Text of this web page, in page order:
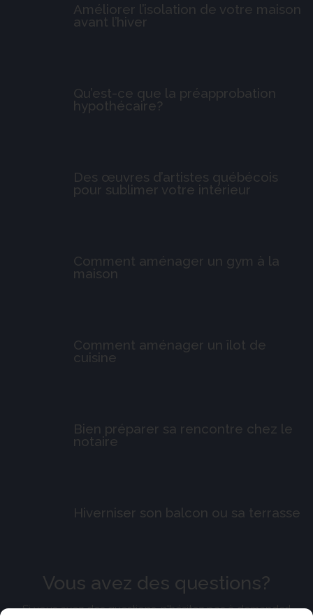
Améliorer l’isolation de votre maison
avant l’hiver
Qu’est-ce que la préapprobation
hypothécaire?
Des œuvres d’artistes québécois
pour sublimer votre intérieur
Comment aménager un gym à la
maison
Comment aménager un îlot de
cuisine
Bien préparer sa rencontre chez le
notaire
Hiverniser son balcon ou sa terrasse
Vous avez des questions?
Si vous avez des questions, n'hésitez pas à demander!